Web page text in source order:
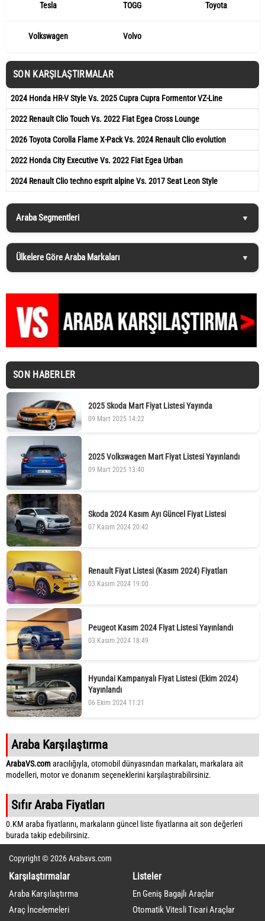
Tesla TOGG Toyota
Volkswagen Volvo
SON KARŞILAŞTIRMALAR
2024 Honda HR-V Style Vs. 2025 Cupra Cupra Formentor VZ-Line
2022 Renault Clio Touch Vs. 2022 Fiat Egea Cross Lounge
2026 Toyota Corolla Flame X-Pack Vs. 2024 Renault Clio evolution
2022 Honda City Executive Vs. 2022 Fiat Egea Urban
2024 Renault Clio techno esprit alpine Vs. 2017 Seat Leon Style
Araba Segmentleri
Ülkelere Göre Araba Markaları
SON HABERLER
2025 Skoda Mart Fiyat Listesi Yayında
09 Mart 2025 14:22
2025 Volkswagen Mart Fiyat Listesi Yayınlandı
09 Mart 2025 13:40
Skoda 2024 Kasım Ayı Güncel Fiyat Listesi
07 Kasım 2024 20:42
Renault Fiyat Listesi (Kasım 2024) Fiyatları
03 Kasım 2024 19:00
Peugeot Kasım 2024 Fiyat Listesi Yayınlandı
03 Kasım 2024 18:49
Hyundai Kampanyalı Fiyat Listesi (Ekim 2024)
Yayınlandı
06 Ekim 2024 11:21
Araba Karşılaştırma
ArabaVS.comaracılığıyla, otomobil dünyasından markaları, markalara ait
modelleri, motor ve donanım seçeneklerini karşılaştırabilirsiniz.
Sıfır Araba Fiyatları
0.KM araba fiyatlarını, markaların güncel liste fiyatlarına ait son değerleri
burada takip edebilirsiniz.
Copyright © 2026 Arabavs.com
Karşılaştırmalar
Araba Karşılaştırma
Araç İncelemeleri
Listeler
En Geniş Bagajlı Araçlar
Otomatik Vitesli Ticari Araçlar